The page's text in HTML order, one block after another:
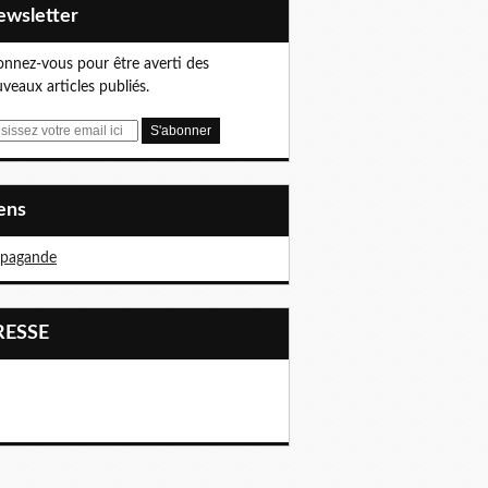
vous pour être averti des
articles publiés.